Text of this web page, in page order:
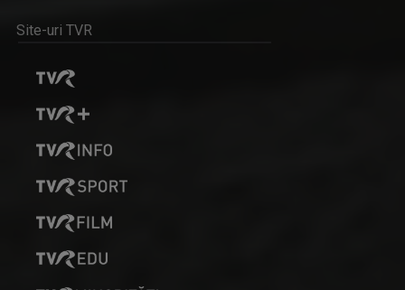
CLAUDIA ZĂTREANU
Face parte din echipa TVR Tg. Mureș încă de la ...
Site-uri TVR